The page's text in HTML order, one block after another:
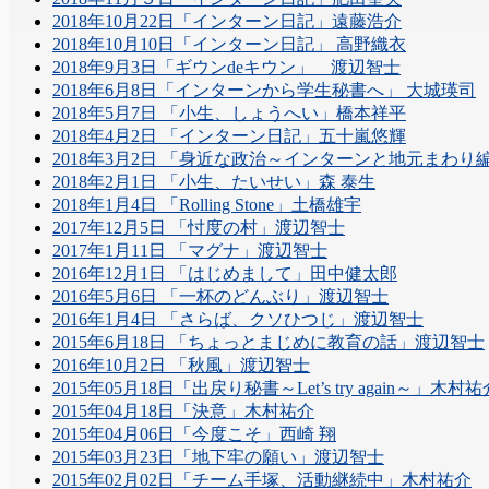
2018年10月22日「インターン日記」遠藤浩介
2018年10月10日「インターン日記」 高野織衣
2018年9月3日「ギウンdeキウン」 渡辺智士
2018年6月8日「インターンから学生秘書へ」 大城瑛司
2018年5月7日 「小生、しょうへい」橋本祥平
2018年4月2日 「インターン日記」五十嵐悠輝
2018年3月2日 「身近な政治～インターンと地元まわり
2018年2月1日 「小生、たいせい」森 泰生
2018年1月4日 「Rolling Stone」土橋雄宇
2017年12月5日 「忖度の村」渡辺智士
2017年1月11日 「マグナ」渡辺智士
2016年12月1日 「はじめまして」田中健太郎
2016年5月6日 「一杯のどんぶり」渡辺智士
2016年1月4日 「さらば、クソひつじ」渡辺智士
2015年6月18日 「ちょっとまじめに教育の話」渡辺智士
2016年10月2日 「秋風」渡辺智士
2015年05月18日「出戻り秘書～Let’s try again～」木村祐
2015年04月18日「決意」木村祐介
2015年04月06日「今度こそ」西崎 翔
2015年03月23日「地下牢の願い」渡辺智士
2015年02月02日「チーム手塚、活動継続中」木村祐介